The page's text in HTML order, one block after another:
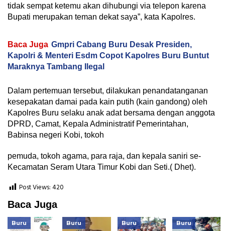
tidak sempat ketemu akan dihubungi via telepon karena
Bupati merupakan teman dekat saya”, kata Kapolres.
Baca Juga Gmpri Cabang Buru Desak Presiden,
Kapolri & Menteri Esdm Copot Kapolres Buru Buntut
Maraknya Tambang Ilegal
Dalam pertemuan tersebut, dilakukan penandatanganan
kesepakatan damai pada kain putih (kain gandong) oleh
Kapolres Buru selaku anak adat bersama dengan anggota
DPRD, Camat, Kepala Administratif Pemerintahan,
Babinsa negeri Kobi, tokoh
pemuda, tokoh agama, para raja, dan kepala saniri se-
Kecamatan Seram Utara Timur Kobi dan Seti.( Dhet).
Post Views:420
Baca Juga
Buru Buru Buru Buru